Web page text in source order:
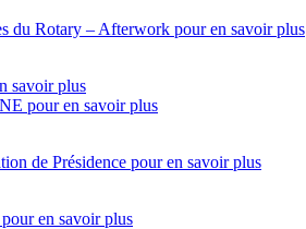
du Rotary – Afterwork pour en savoir plus
savoir plus
pour en savoir plus
de Présidence pour en savoir plus
pour en savoir plus